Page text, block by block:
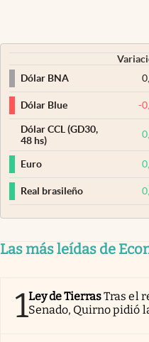
Dólar BNA
Dólar Blue -
Dólar CCL (GD30,
48 hs)
Euro
Real brasileño
Las más leídas de
1Ley de TierrasTras el
Senado, Quirno pidió